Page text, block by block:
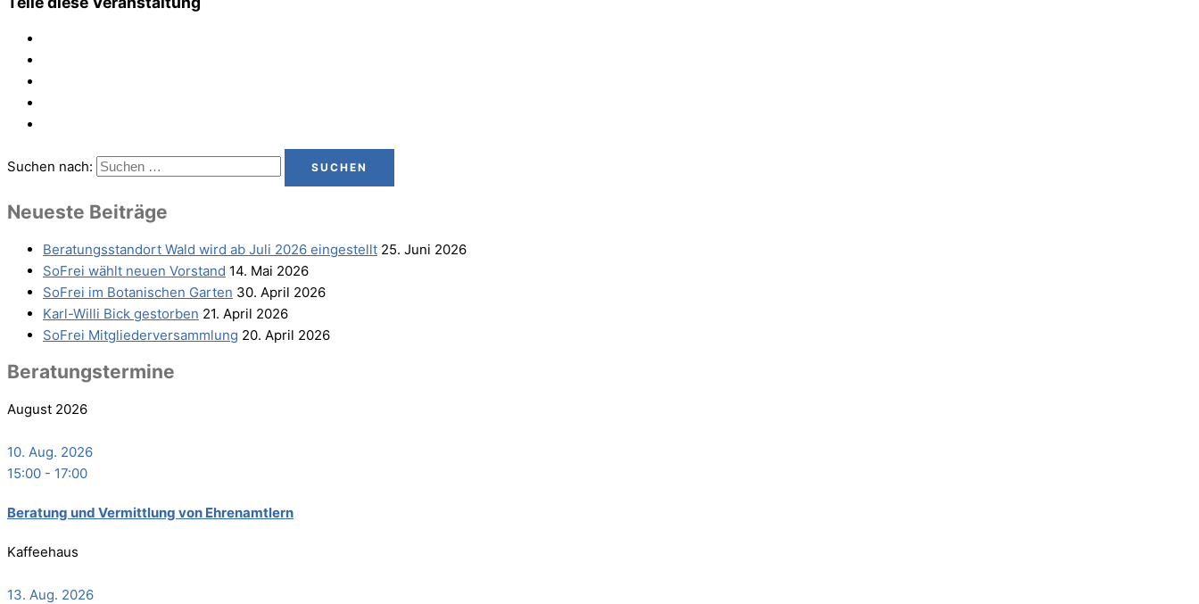
Suchen nach:
Neu­es­te Beiträge
Bera­tungs­stand­ort Wald wird ab Juli 2026 eingestellt 25. Juni 2026
SoFrei wählt neu­en Vorstand 14. Mai 2026
SoFrei im Bota­ni­schen Garten 30. April 2026
Karl-Wil­li Bick gestorben 21. April 2026
SoFrei Mit­glie­der­ver­samm­lung 20. April 2026
Bera­tungs­ter­mi­ne
August 2026
10. Aug. 2026
15:00 - 17:00
Bera­tung und Ver­mitt­lung von Ehrenamtlern
Kaffeehaus
13. Aug. 2026